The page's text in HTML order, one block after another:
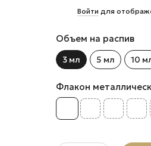
Войти для
Объем на распив
3 мл 5 мл 10
Флакон